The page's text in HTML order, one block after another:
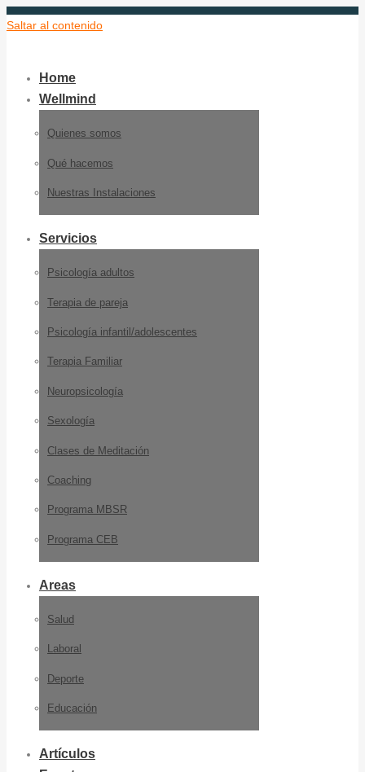
Saltar al contenido
Home
Wellmind
Quienes somos
Qué hacemos
Nuestras Instalaciones
Servicios
Psicología adultos
Terapia de pareja
Psicología infantil/adolescentes
Terapia Familiar
Neuropsicología
Sexología
Clases de Meditación
Coaching
Programa MBSR
Programa CEB
Areas
Salud
Laboral
Deporte
Educación
Artículos